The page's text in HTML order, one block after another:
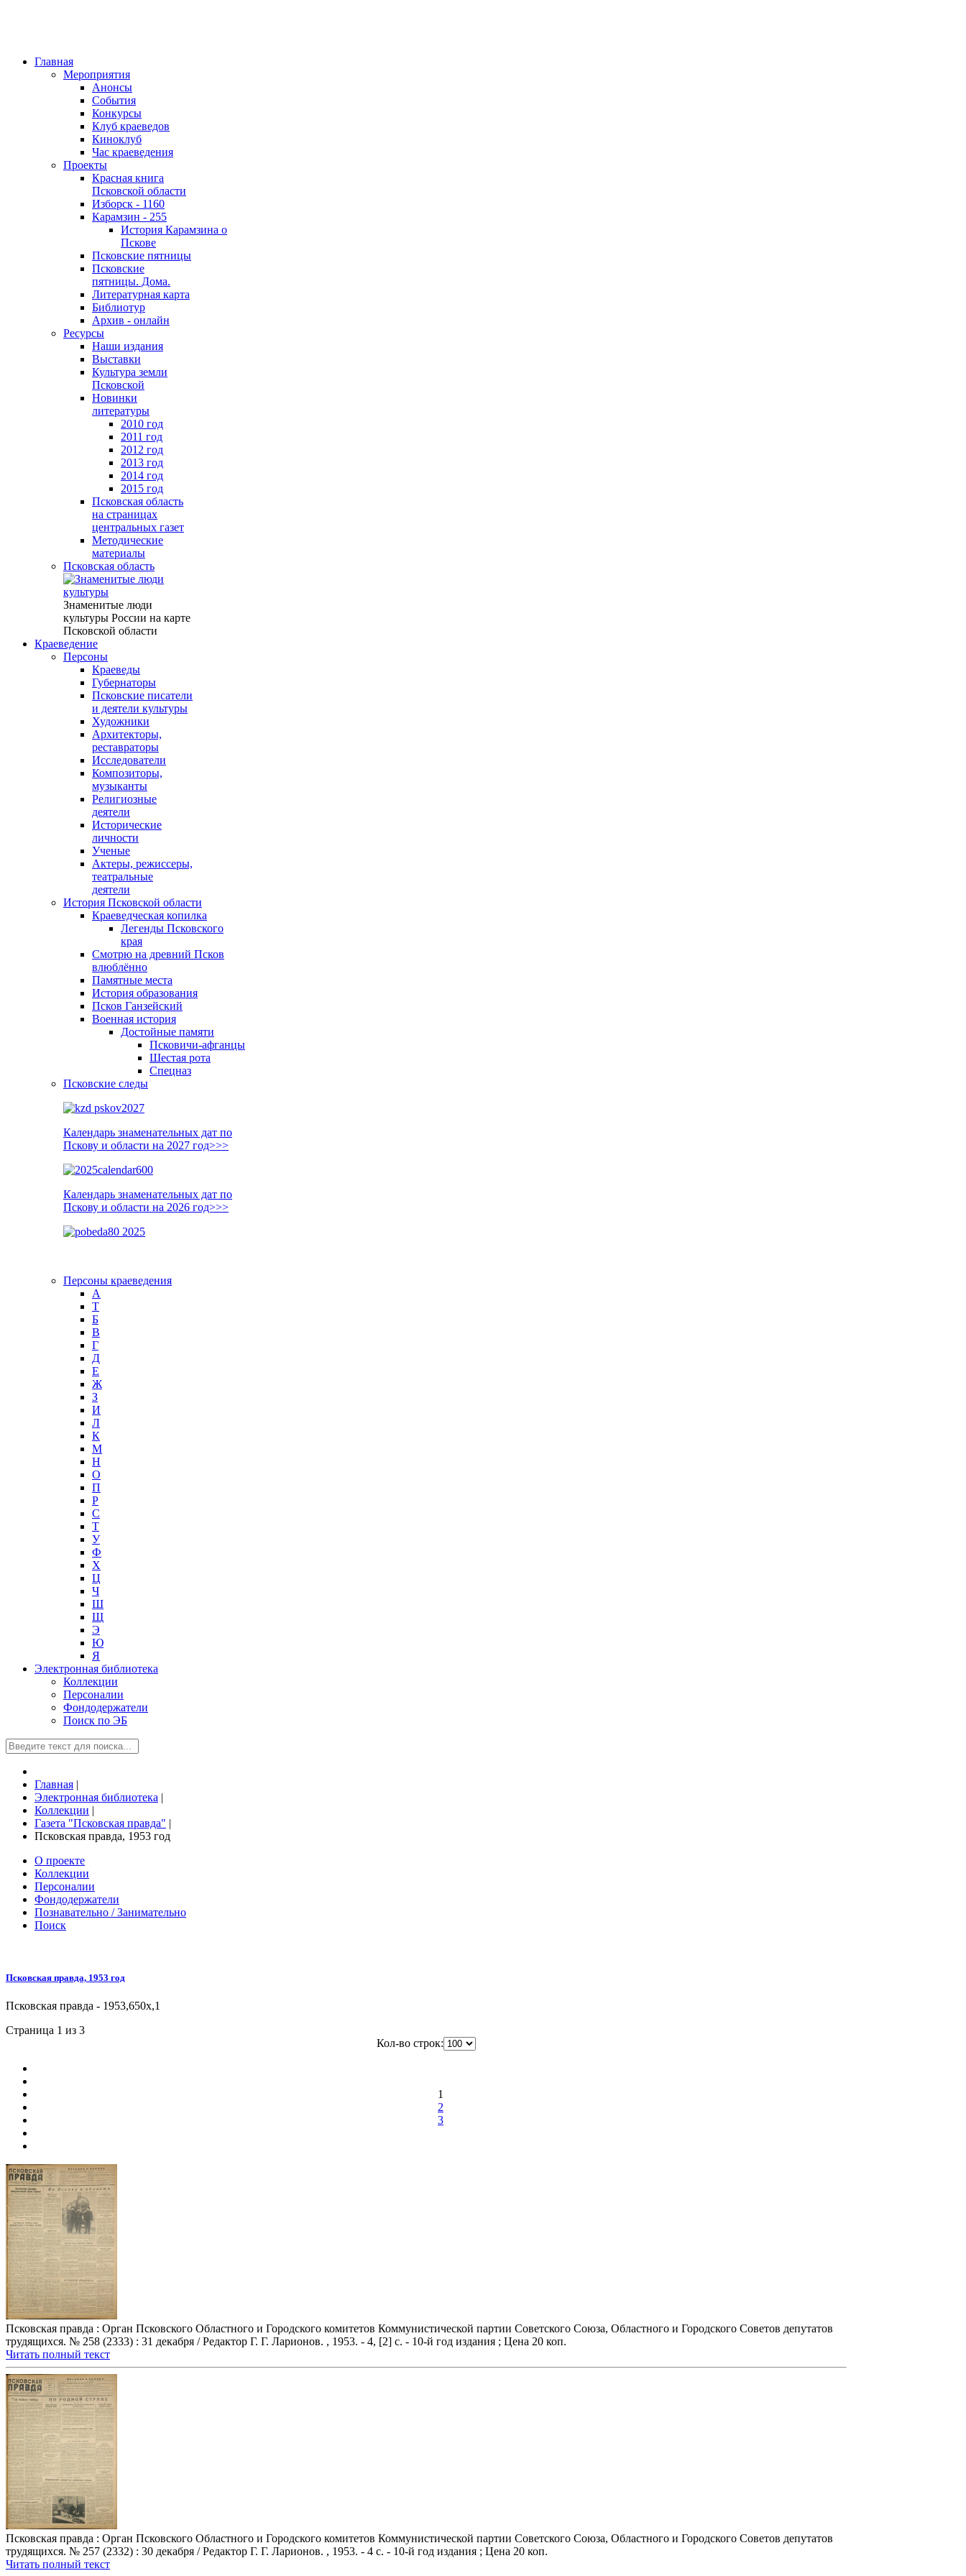
Главная
Мероприятия
Анонсы
События
Конкурсы
Клуб краеведов
Киноклуб
Час краеведения
Проекты
Красная книга
Псковской области
Изборск - 1160
Карамзин - 255
История Карамзина о
Пскове
Псковские пятницы
Псковские
пятницы. Дома.
Литературная карта
Библиотур
Архив - онлайн
Ресурсы
Наши издания
Выставки
Культура земли
Псковской
Новинки
литературы
2010 год
2011 год
2012 год
2013 год
2014 год
2015 год
Псковская область
на страницах
центральных газет
Методические
материалы
Псковская область
Знаменитые люди
культуры России на карте
Псковской области
Краеведение
Персоны
Краеведы
Губернаторы
Псковские писатели
и деятели культуры
Художники
Архитекторы,
реставраторы
Исследователи
Композиторы,
музыканты
Религиозные
деятели
Исторические
личности
Ученые
Актеры, режиссеры,
театральные
деятели
История Псковской области
Краеведческая копилка
Легенды Псковского
края
Смотрю на древний Псков
влюблённо
Памятные места
История образования
Псков Ганзейский
Военная история
Достойные памяти
Псковичи-афганцы
Шестая рота
Спецназ
Псковские следы
Календарь знаменательных дат по
Пскову и области на 2027 год>>>
Календарь знаменательных дат по
Пскову и области на 2026 год>>>
Персоны краеведения
А
T
Б
В
Г
Д
Е
Ж
З
И
Л
К
М
Н
О
П
Р
С
Т
У
Ф
Х
Ц
Ч
Ш
Щ
Э
Ю
Я
Электронная библиотека
Коллекции
Персоналии
Фондодержатели
Поиск по ЭБ
Главная |
Электронная библиотека |
Коллекции |
Газета "Псковская правда" |
Псковская правда, 1953 год
О проекте
Коллекции
Персоналии
Фондодержатели
Познавательно / Занимательно
Поиск
Псковская правда, 1953 год
Псковская правда - 1953,650x,1
Страница 1 из 3
Кол-во строк:
1
2
3
Псковская правда : Орган Псковского Областного и Городского комитетов Коммунистической партии Советского Союза, Областного и Городского Советов депутатов
трудящихся. № 258 (2333) : 31 декабря / Редактор Г. Г. Ларионов. , 1953. - 4, [2] с. - 10-й год издания ; Цена 20 коп.
Читать полный текст
Псковская правда : Орган Псковского Областного и Городского комитетов Коммунистической партии Советского Союза, Областного и Городского Советов депутатов
трудящихся. № 257 (2332) : 30 декабря / Редактор Г. Г. Ларионов. , 1953. - 4 с. - 10-й год издания ; Цена 20 коп.
Читать полный текст